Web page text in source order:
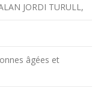
JORDI TURULL,
âgées et